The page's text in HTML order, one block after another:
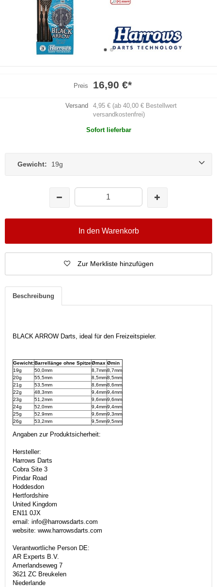
Preis 16,90 €*
Versand
4,95 € (ab 40,00 € Bestellwert
versandkostenfrei)
Sofort lieferbar
Gewicht: 19g
In den Warenkorb
Zur Merkliste hinzufügen
Beschreibung
BLACK ARROW Darts, ideal für den Freizeitspieler.
Gewicht:Barrellänge ohne SpitzeØmax Ømin
19g
50,0mm 8,7mm8,7mm
20g
55,5mm 8,5mm8,5mm
21g
53,5mm 8,6mm8,6mm
22g
48,3mm 9,4mm9,4mm
23g
51,2mm 9,6mm9,6mm
24g
52,0mm 9,4mm9,4mm
25g
52,9mm 9,6mm9,3mm
26g
53,2mm 9,5mm9,5mm
Angaben zur Produktsicherheit:
Hersteller:
Harrows Darts
Cobra Site 3
Pindar Road
Hoddesdon
Hertfordshire
United Kingdom
EN11 0JX
email: info@harrowsdarts.com
website: www.harrowsdarts.com
Verantwortliche Person DE:
AR Experts B.V.
Amerlandseweg 7
3621 ZC Breukelen
Niederlande